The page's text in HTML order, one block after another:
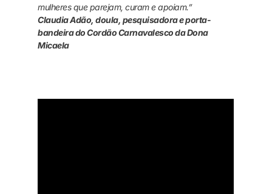
mulheres que parejam, curam e apoiam.”
Claudia Adão, doula, pesquisadora e porta-
bandeira do Cordão Carnavalesco da Dona
Micaela